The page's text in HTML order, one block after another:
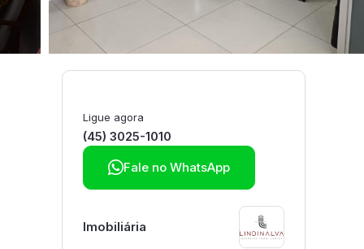
Ligue agora
(45) 3025-1010
Fale no WhatsApp
Imobiliária